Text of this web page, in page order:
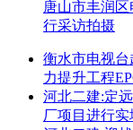
唐山市丰润
行采访拍摄
衡水市电视
力提升工程
河北二建:定
厂项目进行实